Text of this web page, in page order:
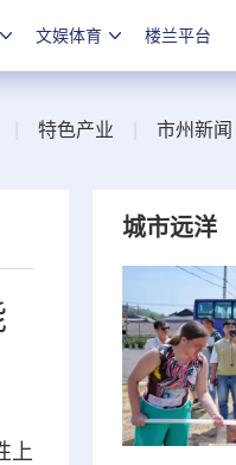
文娱体育 楼兰平台
特色产业 市州新闻
上
城市远洋